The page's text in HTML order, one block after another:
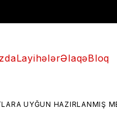
LayihələrƏlaqəBloq
HAZIRLANMIŞ MEBELLƏR.